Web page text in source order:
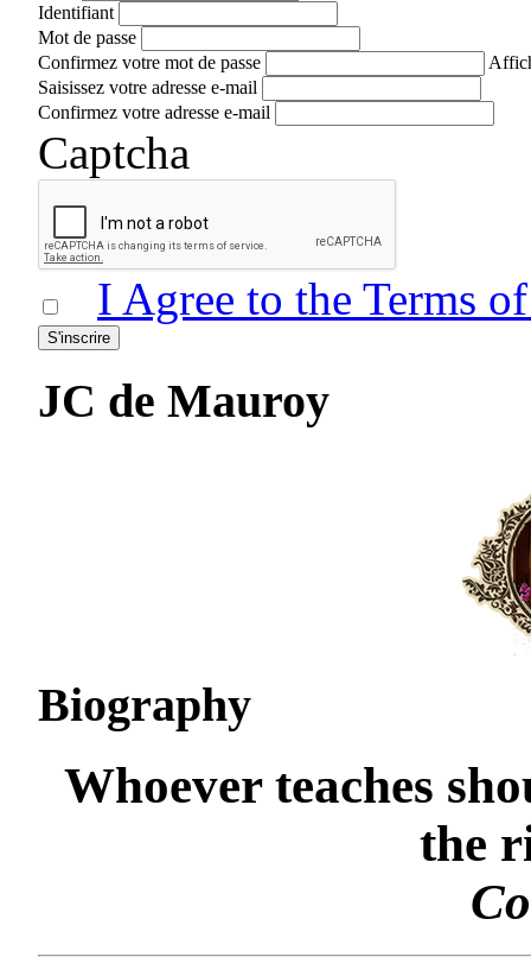
Identifiant
Mot de passe
Confirmez votre mot de passe
Saisissez votre adresse e-mail
Confirmez votre adresse e-mail
Captcha
I Agree to the Terms
S'inscrire
JC de Mauroy
Biography
Whoever teaches
the